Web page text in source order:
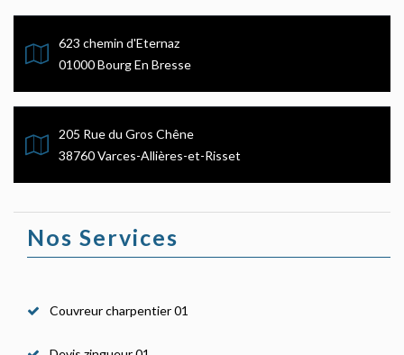
623 chemin d'Eternaz
01000 Bourg En Bresse
205 Rue du Gros Chêne
38760 Varces-Allières-et-Risset
Nos Services
Couvreur charpentier 01